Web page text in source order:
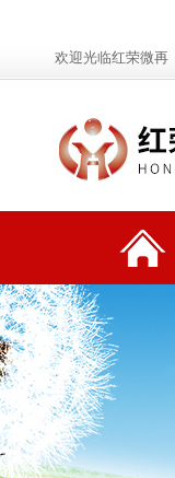
欢迎光临红荣微再